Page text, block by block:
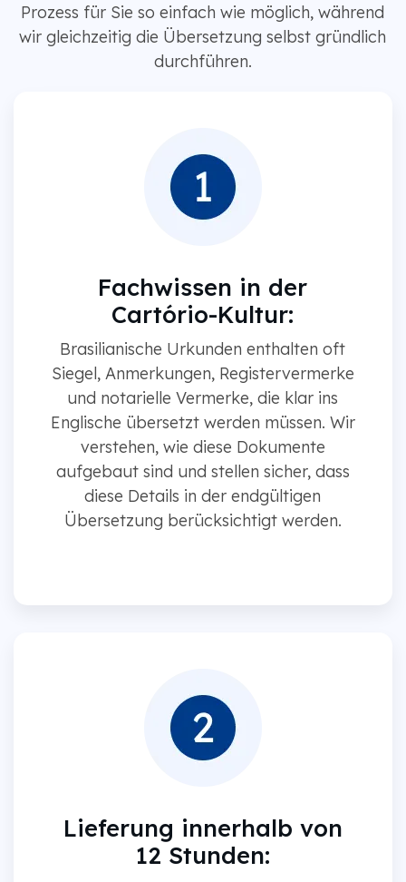
Prozess für Sie so einfach wie möglich, während
wir gleichzeitig die Übersetzung selbst gründlich
durchführen.
Fachwissen in der
Cartório-Kultur:
Brasilianische Urkunden enthalten oft
Siegel, Anmerkungen, Registervermerke
und notarielle Vermerke, die klar ins
Englische übersetzt werden müssen. Wir
verstehen, wie diese Dokumente
aufgebaut sind und stellen sicher, dass
diese Details in der endgültigen
Übersetzung berücksichtigt werden.
Lieferung innerhalb von
12 Stunden: